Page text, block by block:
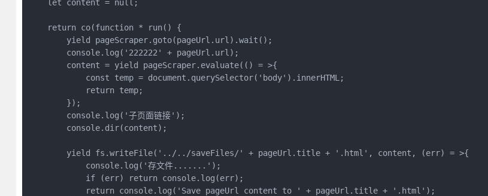
    let content = null;
    return co(function * run() {
        yield pageScraper.goto(pageUrl.url).wait();
        console.log('222222' + pageUrl.url);
        content = yield pageScraper.evaluate(() = >{
            const temp = document.querySelector('body').innerHTML;
            return temp;
        });
        console.log('子页面链接');
        console.dir(content);
        yield fs.writeFile('../../saveFiles/' + pageUrl.title + '.html', content, (err) = >{
            console.log('存文件.......');
            if (err) return console.log(err);
            return console.log('Save pageUrl content to ' + pageUrl.title + '.html');